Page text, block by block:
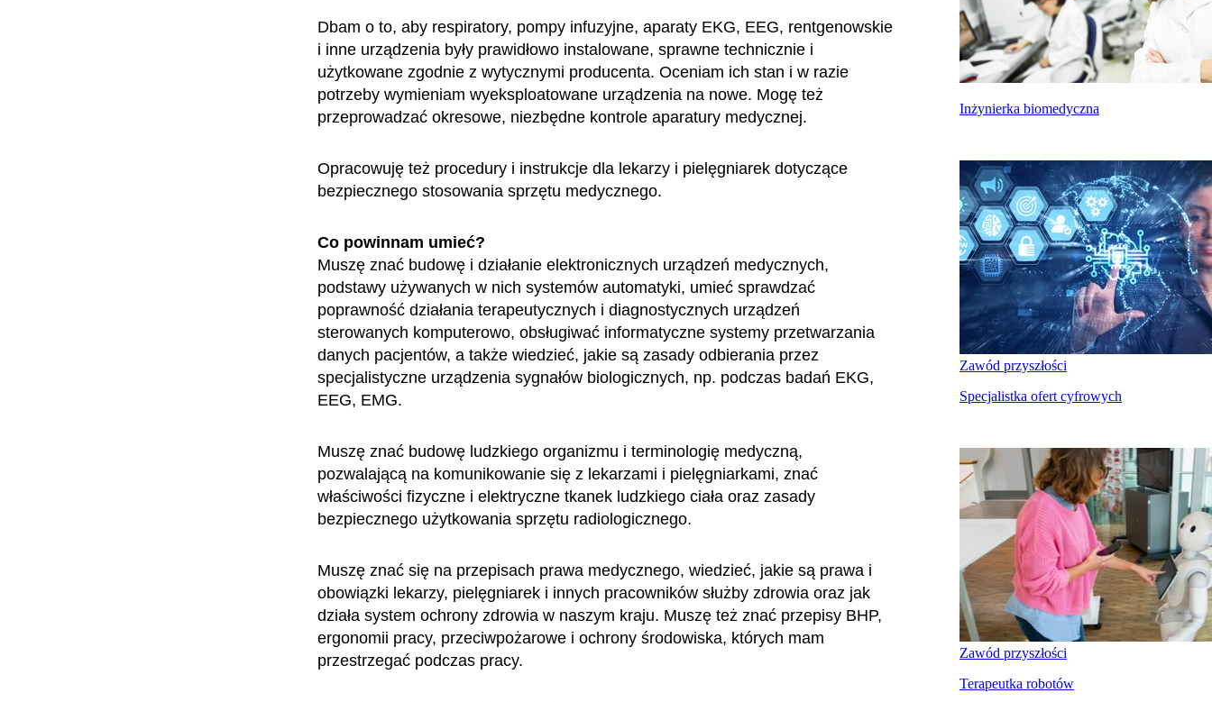
Dbam o to, aby respiratory, pompy infuzyjne, aparaty EKG, EEG, rentgenowskie
i inne urządzenia były prawidłowo instalowane, sprawne technicznie i
użytkowane zgodnie z wytycznymi producenta. Oceniam ich stan i w razie
potrzeby wymieniam wyeksploatowane urządzenia na nowe. Mogę też
przeprowadzać okresowe, niezbędne kontrole aparatury medycznej.
Opracowuję też procedury i instrukcje dla lekarzy i pielęgniarek dotyczące
bezpiecznego stosowania sprzętu medycznego.
Co powinnam umieć?
Muszę znać budowę i działanie elektronicznych urządzeń medycznych,
podstawy używanych w nich systemów automatyki, umieć sprawdzać
poprawność działania terapeutycznych i diagnostycznych urządzeń
sterowanych komputerowo, obsługiwać informatyczne systemy przetwarzania
danych pacjentów, a także wiedzieć, jakie są zasady odbierania przez
specjalistyczne urządzenia sygnałów biologicznych, np. podczas badań EKG,
EEG, EMG.
Muszę znać budowę ludzkiego organizmu i terminologię medyczną,
pozwalającą na komunikowanie się z lekarzami i pielęgniarkami, znać
właściwości fizyczne i elektryczne tkanek ludzkiego ciała oraz zasady
bezpiecznego użytkowania sprzętu radiologicznego.
Muszę znać się na przepisach prawa medycznego, wiedzieć, jakie są prawa i
obowiązki lekarzy, pielęgniarek i innych pracowników służby zdrowia oraz jak
działa system ochrony zdrowia w naszym kraju. Muszę też znać przepisy BHP,
ergonomii pracy, przeciwpożarowe i ochrony środowiska, których mam
przestrzegać podczas pracy.
Inżynierka biomedyczna
Zawód przyszłości
Specjalistka ofert cyfrowych
Zawód przyszłości
Terapeutka robotów